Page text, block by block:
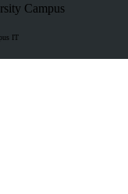
Campus
IT